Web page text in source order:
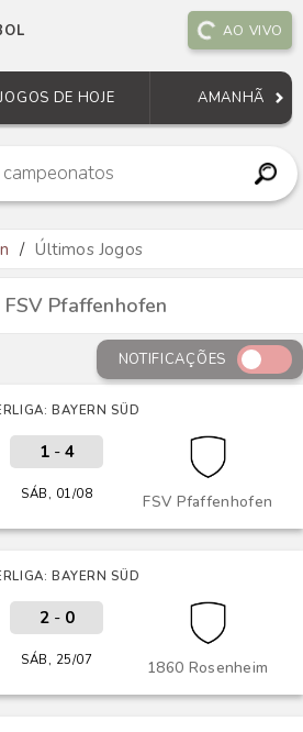
AO VIVO
JOGOS DE HOJE AMANHÃ
Últimos Jogos
Pfaffenhofen
NOTIFICAÇÕES
BAYERN SÜD
FSV Pfaffenhofen
1- 4
SÁB, 01/08
BAYERN SÜD
1860 Rosenheim
2- 0
SÁB, 25/07